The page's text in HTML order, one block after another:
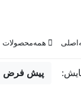
همه‌محصولات
پیش فرض